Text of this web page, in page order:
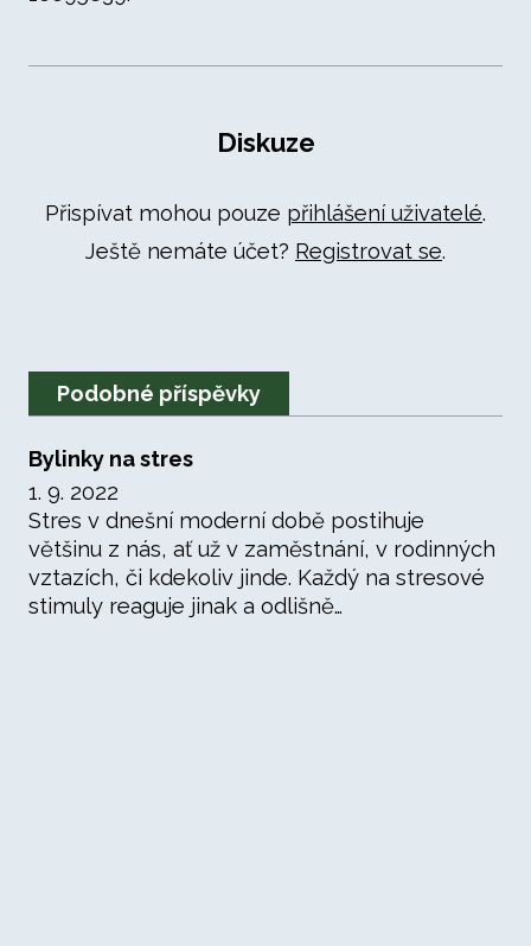
Diskuze
Přispívat mohou pouze přihlášení uživatelé.
Ještě nemáte účet? Registrovat se.
Podobné příspěvky
Bylinky na stres
1. 9. 2022
Stres v dnešní moderní době postihuje
většinu z nás, ať už v zaměstnání, v rodinných
vztazích, či kdekoliv jinde. Každý na stresové
stimuly reaguje jinak a odlišně…